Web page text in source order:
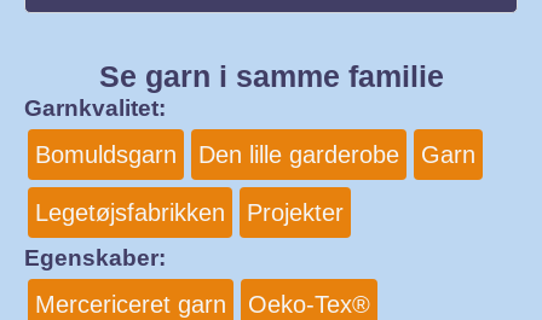
Se garn i samme familie
Garnkvalitet:
Bomuldsgarn Den lille garderobe Garn
Legetøjsfabrikken Projekter
Egenskaber:
Mercericeret garn Oeko-Tex®